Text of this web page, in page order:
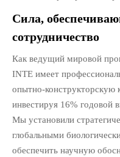
Сила,
сотрудничество
Как ведущий мировой
INTE имеет
опытно-конструкторскую
инвестируя 16%
Мы установили
глобальными
обеспечить научную